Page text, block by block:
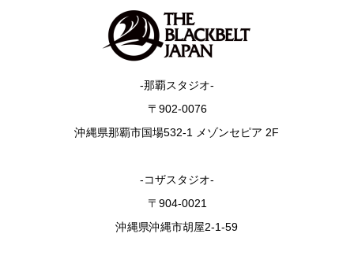
-那覇スタジオ-
〒902-0076
沖縄県那覇市国場532-1 メゾンセピア 2F
-コザスタジオ-
〒904-0021
沖縄県沖縄市胡屋2-1-59